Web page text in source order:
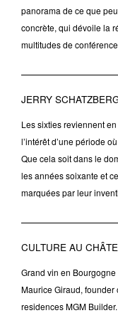
panorama de ce que
concrète, qui dévoile la
multitudes de
JERRY
Les sixties reviennent
l’intérêt d’une période
Que cela soit dans le
les années soixante et
marquées par leur
CULTURE AU
Grand vin en
Maurice Giraud,
residences MGM